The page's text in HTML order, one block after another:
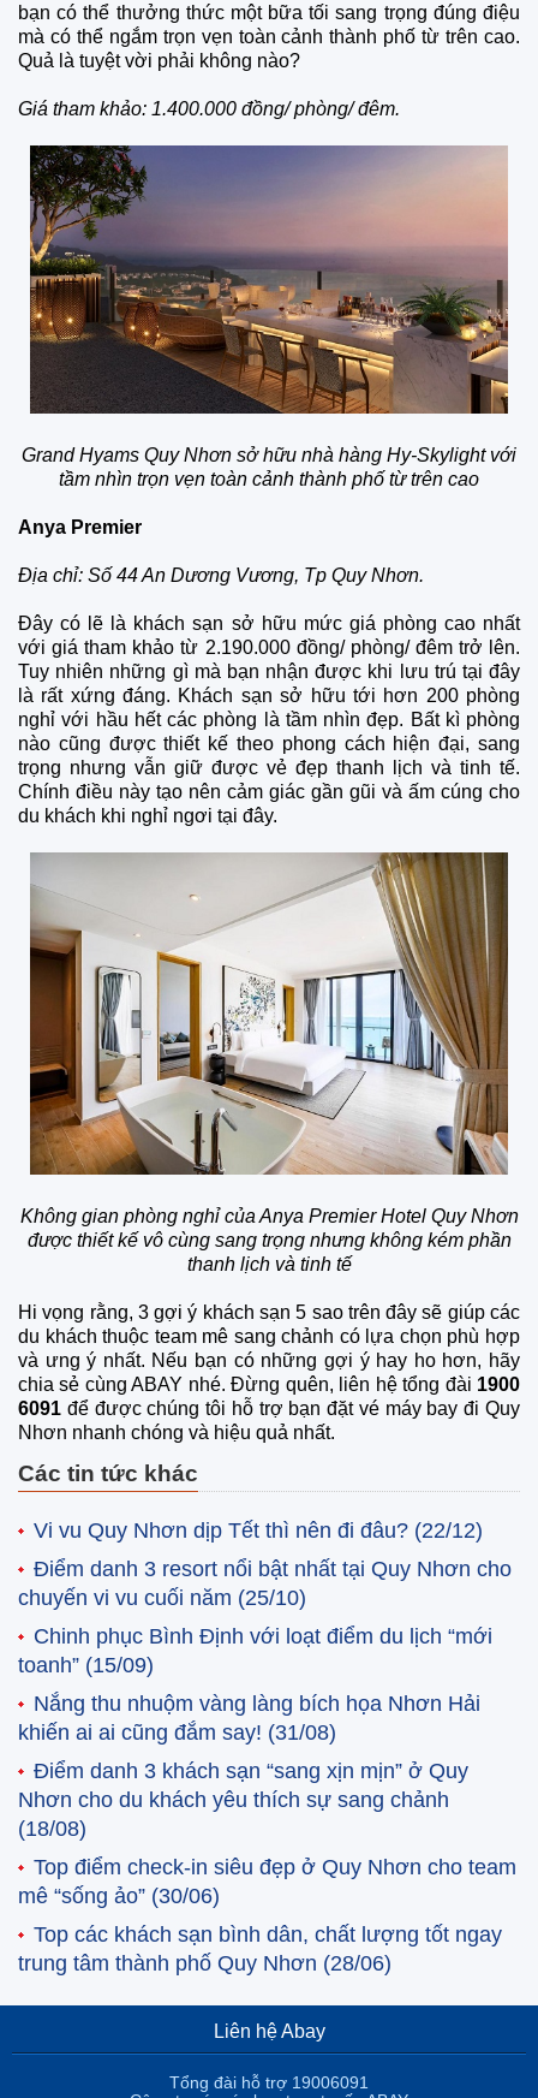
bạn có thể thưởng thức một bữa tối sang trọng đúng điệu
mà có thể ngắm trọn vẹn toàn cảnh thành phố từ trên cao.
Quả là tuyệt vời phải không nào?
Giá tham khảo: 1.400.000 đồng/ phòng/ đêm.
Grand Hyams Quy Nhơn sở hữu nhà hàng Hy-Skylight với
tầm nhìn trọn vẹn toàn cảnh thành phố từ trên cao
Anya Premier
Địa chỉ: Số 44 An Dương Vương, Tp Quy Nhơn.
Đây có lẽ là khách sạn sở hữu mức giá phòng cao nhất
với giá tham khảo từ 2.190.000 đồng/ phòng/ đêm trở lên.
Tuy nhiên những gì mà bạn nhận được khi lưu trú tại đây
là rất xứng đáng. Khách sạn sở hữu tới hơn 200 phòng
nghỉ với hầu hết các phòng là tầm nhìn đẹp. Bất kì phòng
nào cũng được thiết kế theo phong cách hiện đại, sang
trọng nhưng vẫn giữ được vẻ đẹp thanh lịch và tinh tế.
Chính điều này tạo nên cảm giác gần gũi và ấm cúng cho
du khách khi nghỉ ngơi tại đây.
Không gian phòng nghỉ của Anya Premier Hotel Quy Nhơn
được thiết kế vô cùng sang trọng nhưng không kém phần
thanh lịch và tinh tế
Hi vọng rằng, 3 gợi ý khách sạn 5 sao trên đây sẽ giúp các
du khách thuộc team mê sang chảnh có lựa chọn phù hợp
và ưng ý nhất. Nếu bạn có những gợi ý hay ho hơn, hãy
chia sẻ cùng ABAY nhé. Đừng quên, liên hệ tổng đài 1900
6091 để được chúng tôi hỗ trợ bạn đặt vé máy bay đi Quy
Nhơn nhanh chóng và hiệu quả nhất.
Các tin tức khác
Vi vu Quy Nhơn dịp Tết thì nên đi đâu? (22/12)
Điểm danh 3 resort nổi bật nhất tại Quy Nhơn cho
chuyến vi vu cuối năm (25/10)
Chinh phục Bình Định với loạt điểm du lịch “mới
toanh” (15/09)
Nắng thu nhuộm vàng làng bích họa Nhơn Hải
khiến ai ai cũng đắm say! (31/08)
Điểm danh 3 khách sạn “sang xịn mịn” ở Quy
Nhơn cho du khách yêu thích sự sang chảnh
(18/08)
Top điểm check-in siêu đẹp ở Quy Nhơn cho team
mê “sống ảo” (30/06)
Top các khách sạn bình dân, chất lượng tốt ngay
trung tâm thành phố Quy Nhơn (28/06)
Liên hệ Abay
Tổng đài hỗ trợ 19006091